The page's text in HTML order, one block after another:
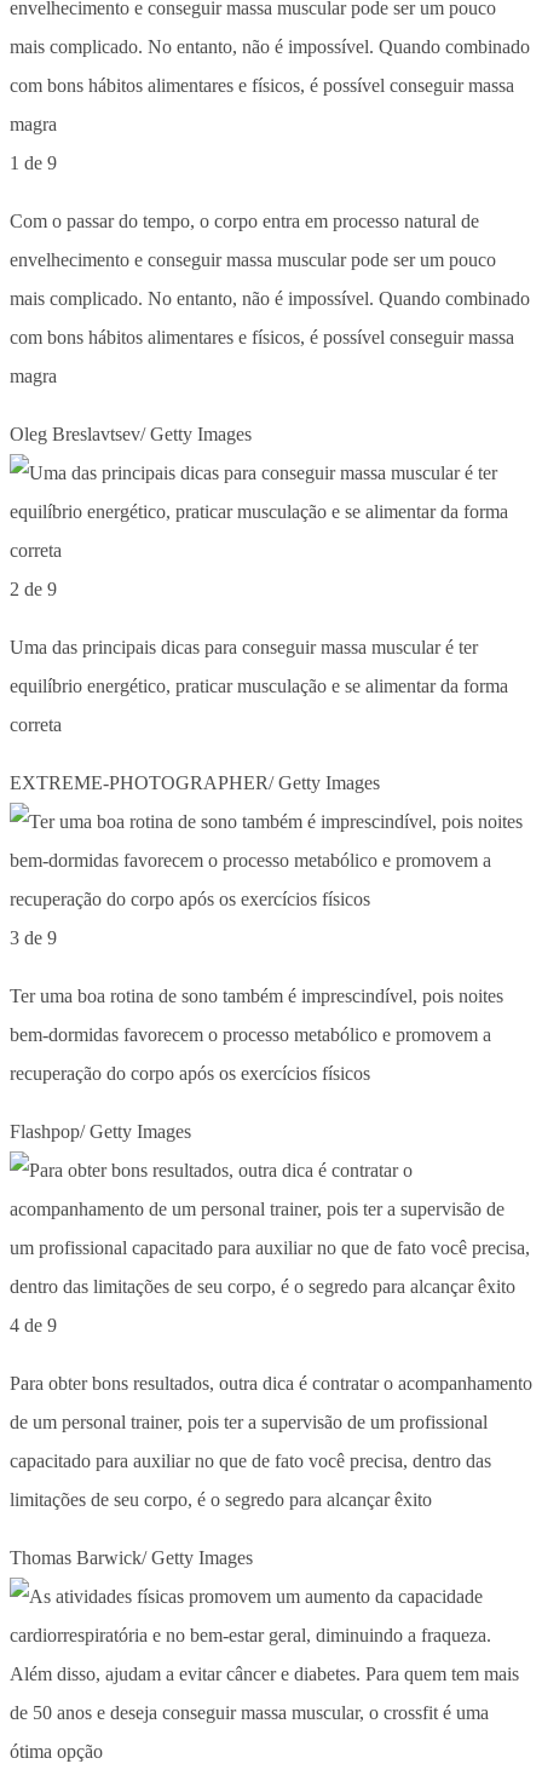
1 de 9
Com o passar do tempo, o corpo entra em processo natural de
envelhecimento e conseguir massa muscular pode ser um pouco
mais complicado. No entanto, não é impossível. Quando combinado
com bons hábitos alimentares e físicos, é possível conseguir massa
magra
Oleg Breslavtsev/ Getty Images
2 de 9
Uma das principais dicas para conseguir massa muscular é ter
equilíbrio energético, praticar musculação e se alimentar da forma
correta
EXTREME-PHOTOGRAPHER/ Getty Images
3 de 9
Ter uma boa rotina de sono também é imprescindível, pois noites
bem-dormidas favorecem o processo metabólico e promovem a
recuperação do corpo após os exercícios físicos
Flashpop/ Getty Images
4 de 9
Para obter bons resultados, outra dica é contratar o acompanhamento
de um personal trainer, pois ter a supervisão de um profissional
capacitado para auxiliar no que de fato você precisa, dentro das
limitações de seu corpo, é o segredo para alcançar êxito
Thomas Barwick/ Getty Images